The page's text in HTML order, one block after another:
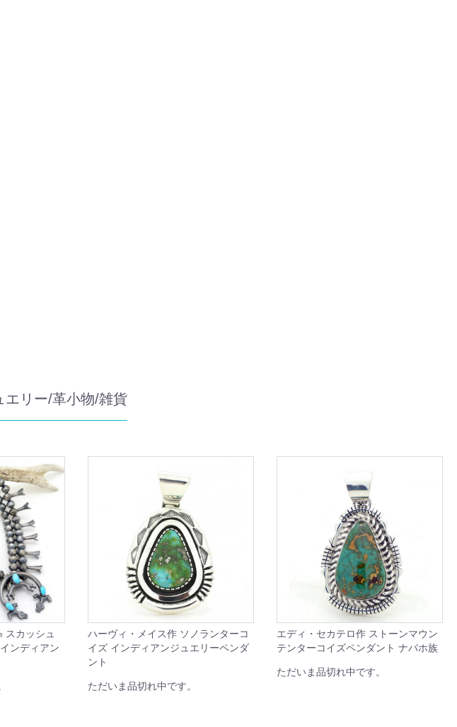
エリー/革小物/雑貨
スカッシュ
ンディアン
ハーヴィ・メイス作 ソノランターコ
イズ インディアンジュエリーペンダ
ント
ただいま品切れ中です。
エディ・セカテロ作 ストーンマウン
テンターコイズペンダント ナバホ族
ただいま品切れ中です。